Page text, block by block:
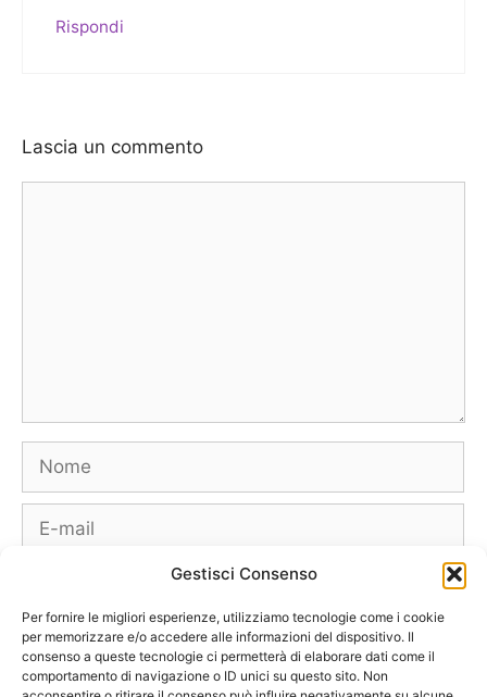
Gestisci Consenso
Per fornire le migliori esperienze, utilizziamo tecnologie come i cookie
per memorizzare e/o accedere alle informazioni del dispositivo. Il
consenso a queste tecnologie ci permetterà di elaborare dati come il
comportamento di navigazione o ID unici su questo sito. Non
Rispondi
Lascia un commento
Nome
E-
mail
web